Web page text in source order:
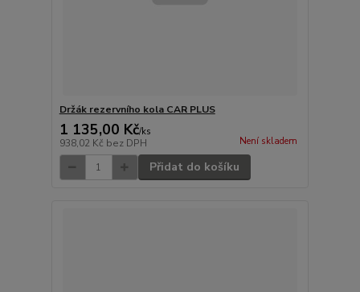
Držák rezervního kola CAR PLUS
1 135,00 Kč/ks
938,02 Kč bez DPH Není skladem
Přidat do košíku